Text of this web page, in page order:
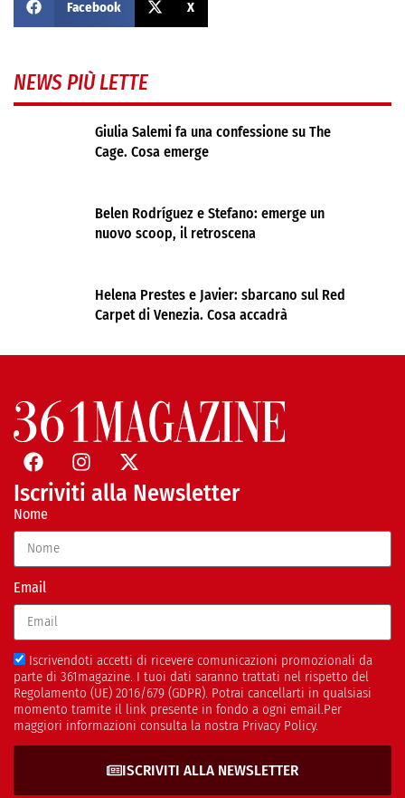
Facebook X
NEWS PIÙ LETTE
Giulia Salemi fa una confessione su The
Cage. Cosa emerge
Belen Rodríguez e Stefano: emerge un
nuovo scoop, il retroscena
Helena Prestes e Javier: sbarcano sul Red
Carpet di Venezia. Cosa accadrà
Iscriviti alla Newsletter
Nome
Email
Iscrivendoti accetti di ricevere comunicazioni promozionali da
parte di 361magazine. I tuoi dati saranno trattati nel rispetto del
Regolamento (UE) 2016/679 (GDPR). Potrai cancellarti in qualsiasi
momento tramite il link presente in fondo a ogni email.Per
maggiori informazioni consulta la nostra Privacy Policy.
ISCRIVITI ALLA NEWSLETTER